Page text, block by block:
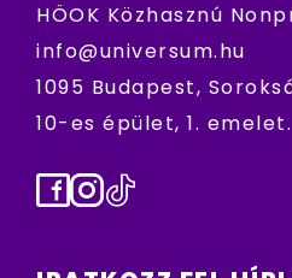
HÖOK Közhasznú
info@universum.hu
1095 Budapest,
10-es épület, 1. emelet.
Facebook
Instagram
TikTok